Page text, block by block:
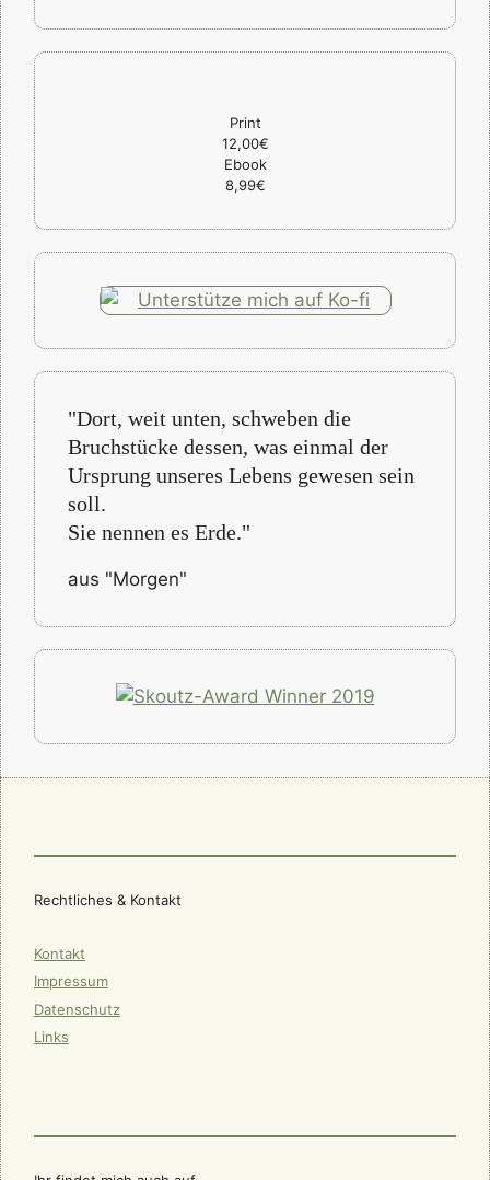
Print
12,00€
Ebook
8,99€
"Dort, weit unten, schweben die
Bruchstücke dessen, was einmal der
Ursprung unseres Lebens gewesen sein
soll.
Sie nennen es Erde."
aus "Morgen"
Rechtliches & Kontakt
Kontakt
Impressum
Datenschutz
Links